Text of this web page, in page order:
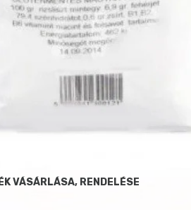
VÁSÁRLÁSA, RENDELÉSE